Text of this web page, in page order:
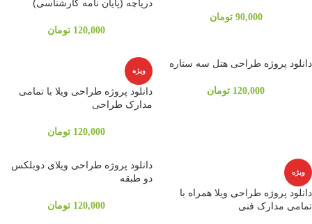
90,000 تومان
دریاچه (پایان نامه کارشناسی)
120,000 تومان
دانلود پروژه طراحی هتل سه ستاره
120,000 تومان
ویژه
دانلود پروژه طراحی ویلا با تمامی
مدارک طراحی
120,000 تومان
ویژه
دانلود پروژه طراحی ویلا همراه با
تمامی مدارک فنی
دانلود پروژه طراحی ویلای دوبلکس
دو طبقه
120,000 تومان